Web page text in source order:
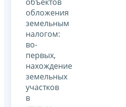
обложения
земельным
налогом:
во-
первых,
нахождение
земельных
участков
в